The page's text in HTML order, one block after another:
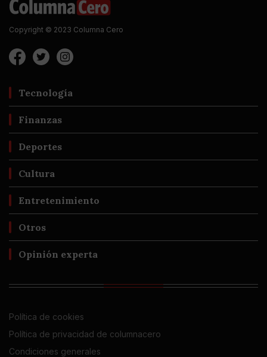
Copyright © 2023 Columna Cero
Tecnología
Finanzas
Deportes
Cultura
Entretenimiento
Otros
Opinión experta
Política de cookies
Política de privacidad de columnacero
Condiciones generales